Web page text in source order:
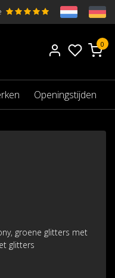
0
Openingstijden
groene glitters met
glitters